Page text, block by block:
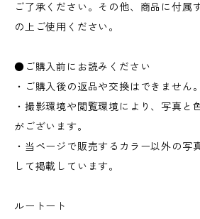
ご了承ください。その他、商品に付属
の上ご使用ください。
●ご購入前にお読みください
・ご購入後の返品や交換はできません。
・撮影環境や閲覧環境により、写真と
がございます。
・当ページで販売するカラー以外の写
して掲載しています。
ルートート